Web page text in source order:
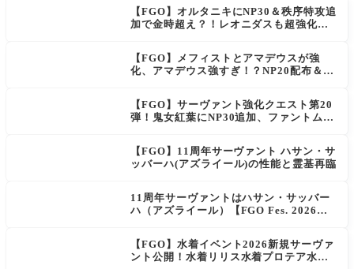
【FGO】オルタニキにNP30＆秩序特攻追
加で金時超え？！レオニダスも超強化で
【FGO】メフィストとアマデウスが強
化、アマデウス強すぎ！？NP20配布＆Ar
【FGO】サーヴァント強化クエスト第20
弾！鬼女紅葉にNP30追加、ファントムも
【FGO】11周年サーヴァント ハサン・サ
ッバーハ(アズライール)の性能と霊基再臨
11周年サーヴァントはハサン・サッバー
ハ（アズライール）【FGO Fes. 2026】
1周年SPまとめ
【FGO】水着イベント2026新規サーヴァ
ント公開！水着リリス水着プロテア水着